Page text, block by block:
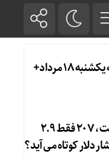
قیمت طلا و سکه یکشنبه 18 مرداد+
دلار ۴ درصد ریخت، ۲۰۷ فقط ۲.۹
دلار کوتاه می‌آید؟